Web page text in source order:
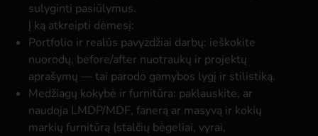
sulyginti pasiūlymus.
Į ką atkreipti dėmesį:
Portfolio ir realūs pavyzdžiai darbų: ieškokite
nuorodų, before/after nuotraukų ir projektų
aprašymų — tai parodo gamybos lygį ir stilistiką.
Medžiagų kokybė ir furnitūra: paklauskite, ar
naudoja LMDP/MDF, fanerą ar masyvą ir kokių
markių furnitūrą (stalčių bėgeliai, vyrai,